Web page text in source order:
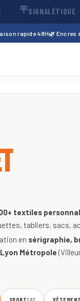
🪧SIGNALÉTIQUE
rapide 48H🌿 Encres
textiles
tabliers, sacs,
en sérigraphie,
Lyon Métropole
SPORT383